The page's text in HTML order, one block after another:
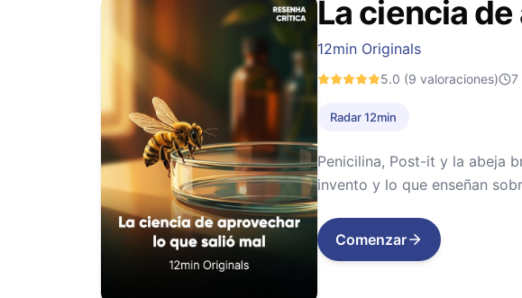
La ciencia
12min Originals
5.0 (9 valoraciones) 7
Radar 12min
Penicilina, Post-it y la abeja
invento y lo que enseñan
Comenzar